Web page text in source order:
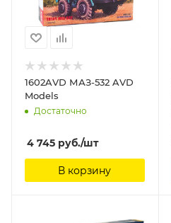
1602AVD МАЗ-532 AVD
Models
Достаточно
4 745 руб./шт
В корзину